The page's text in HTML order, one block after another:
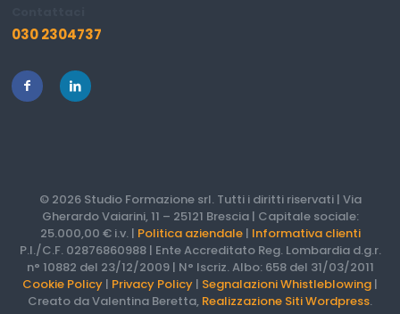
030 2304737
© 2026 Studio Formazione srl. Tutti i diritti riservati | Via
Gherardo Vaiarini, 11 – 25121 Brescia | Capitale sociale:
25.000,00 € i.v. | Politica aziendale| Informativa clienti
P.I./C.F. 02876860988 | Ente Accreditato Reg. Lombardia d.g.r.
n° 10882 del 23/12/2009 | N° Iscriz. Albo: 658 del 31/03/2011
Cookie Policy | Privacy Policy | Segnalazioni Whistleblowing |
Creato da Valentina Beretta, Realizzazione Siti Wordpress.